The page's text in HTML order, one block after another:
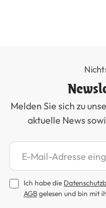
Melden Sie sich zu
aktuelle News
Newsletter
Ich habe die
AGB gelesen und bin mit